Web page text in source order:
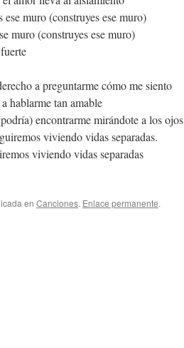
ese muro (construyes ese muro)
muro (construyes ese muro)
a preguntarme cómo me siento
hablarme tan amable
encontrarme mirándote a los ojos
viviendo vidas separadas.
viviendo vidas separadas
en Canciones. Enlace permanente.